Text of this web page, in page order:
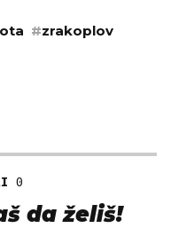
#zrakoplov
0
da želiš!